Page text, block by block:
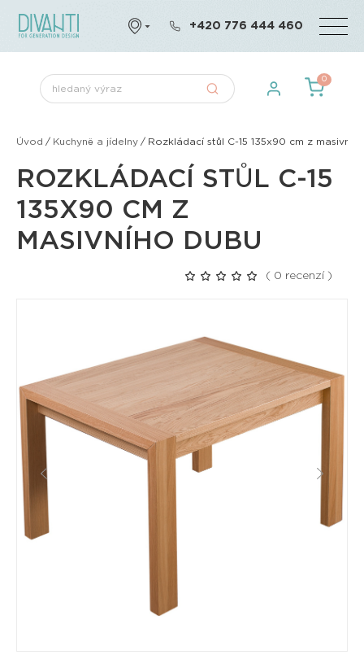
+420 776 444 460
0
Úvod / Kuchyně a jídelny / Rozkládací stůl C-15 135x90 cm z
ROZKLÁDACÍ STŮL C-15
135X90 CM Z
MASIVNÍHO DUBU
( 0 recenzí )